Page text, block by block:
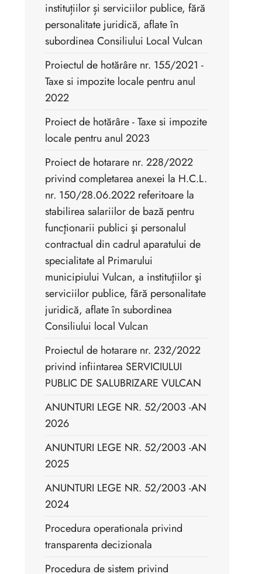
instituțiilor și serviciilor publice, fără
personalitate juridică, aflate în
subordinea Consiliului Local Vulcan
Proiectul de hotărâre nr. 155/2021 -
Taxe si impozite locale pentru anul
2022
Proiect de hotărâre - Taxe si impozite
locale pentru anul 2023
Proiect de hotarare nr. 228/2022
privind completarea anexei la H.C.L.
nr. 150/28.06.2022 referitoare la
stabilirea salariilor de bază pentru
funcţionarii publici şi personalul
contractual din cadrul aparatului de
specialitate al Primarului
municipiului Vulcan, a instituţiilor şi
serviciilor publice, fără personalitate
juridică, aflate în subordinea
Consiliului local Vulcan
Proiectul de hotarare nr. 232/2022
privind infiintarea SERVICIULUI
PUBLIC DE SALUBRIZARE VULCAN
ANUNTURI LEGE NR. 52/2003 -AN
2026
ANUNTURI LEGE NR. 52/2003 -AN
2025
ANUNTURI LEGE NR. 52/2003 -AN
2024
Procedura operationala privind
transparenta decizionala
Procedura de sistem privind